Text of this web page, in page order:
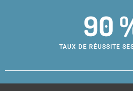
90
TAUX DE RÉUSSITE